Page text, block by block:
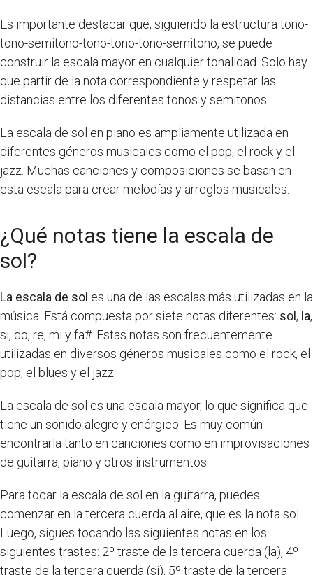
Es importante destacar que, siguiendo la estructura tono-
tono-semitono-tono-tono-tono-semitono, se puede
construir la escala mayor en cualquier tonalidad. Solo hay
que partir de la nota correspondiente y respetar las
distancias entre los diferentes tonos y semitonos.
La escala de sol en piano es ampliamente utilizada en
diferentes géneros musicales como el pop, el rock y el
jazz. Muchas canciones y composiciones se basan en
esta escala para crear melodías y arreglos musicales.
¿Qué notas tiene la escala de
sol?
La escala de sol es una de las escalas más utilizadas en la
música. Está compuesta por siete notas diferentes: sol, la,
si, do, re, mi y fa#. Estas notas son frecuentemente
utilizadas en diversos géneros musicales como el rock, el
pop, el blues y el jazz.
La escala de sol es una escala mayor, lo que significa que
tiene un sonido alegre y enérgico. Es muy común
encontrarla tanto en canciones como en improvisaciones
de guitarra, piano y otros instrumentos.
Para tocar la escala de sol en la guitarra, puedes
comenzar en la tercera cuerda al aire, que es la nota sol.
Luego, sigues tocando las siguientes notas en los
siguientes trastes: 2º traste de la tercera cuerda (la), 4º
traste de la tercera cuerda (si), 5º traste de la tercera